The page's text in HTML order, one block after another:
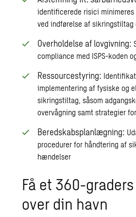
identificerede risici
ved indførelse af sikringstiltag
Overholdelse af lovgivning:
compliance med ISPS-koden
Ressourcestyring:
implementering af fysiske og
sikringstiltag, såsom
overvågning samt strategier
Beredskabsplanlægning:
procedurer for håndtering af
hændelser
Få et 360-
over din havn